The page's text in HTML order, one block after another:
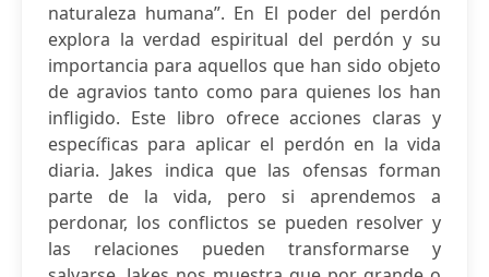
naturaleza humana”. En El poder del perdón
explora la verdad espiritual del perdón y su
importancia para aquellos que han sido objeto
de agravios tanto como para quienes los han
infligido. Este libro ofrece acciones claras y
específicas para aplicar el perdón en la vida
diaria. Jakes indica que las ofensas forman
parte de la vida, pero si aprendemos a
perdonar, los conflictos se pueden resolver y
las relaciones pueden transformarse y